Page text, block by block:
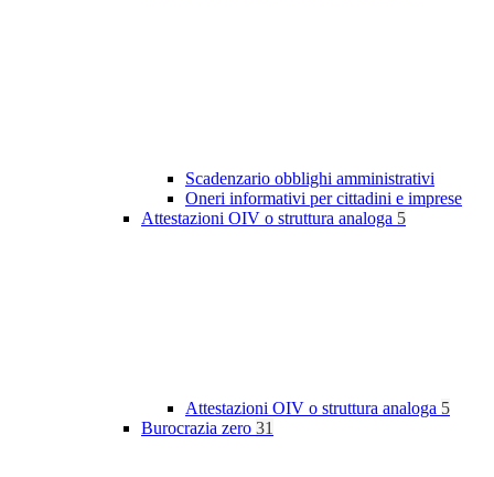
Scadenzario obblighi amministrativi
Oneri informativi per cittadini e imprese
Attestazioni OIV o struttura analoga 5
Attestazioni OIV o struttura analoga 5
Burocrazia zero 31